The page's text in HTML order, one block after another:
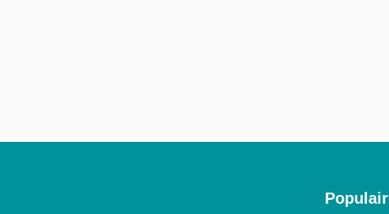
Populair